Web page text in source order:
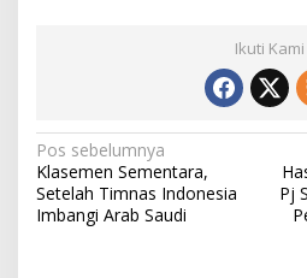
Ikuti Kami
N
a
v
Pos sebelumnya
Klasemen Sementara,
Setelah Timnas Indonesia
Imbangi Arab Saudi
Pj